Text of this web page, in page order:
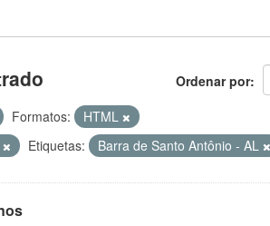
Ordenar por
Formatos:
HTML
Etiquetas: Barra de Santo Antônio - AL